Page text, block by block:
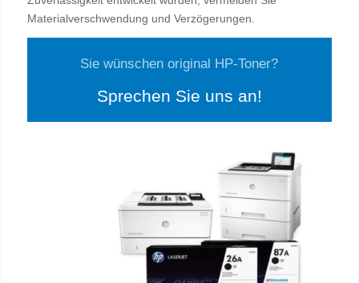
Materialverschwendung und Verzögerungen.
Sie wünschen original HP-Toner?
Sprechen Sie uns an!